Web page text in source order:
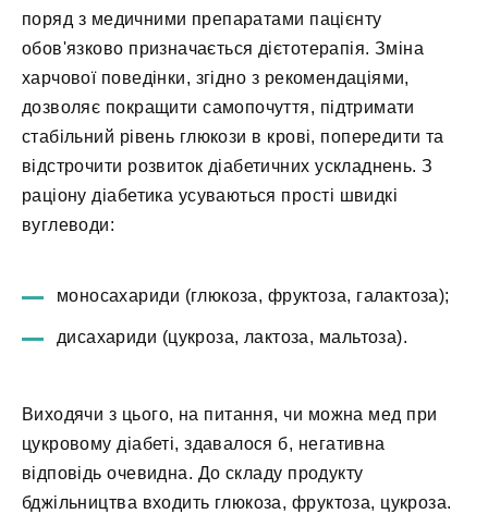
поряд з медичними препаратами пацієнту
обов'язково призначається дієтотерапія. Зміна
харчової поведінки, згідно з рекомендаціями,
дозволяє покращити самопочуття, підтримати
стабільний рівень глюкози в крові, попередити та
відстрочити розвиток діабетичних ускладнень. З
раціону діабетика усуваються прості швидкі
вуглеводи:
моносахариди (глюкоза, фруктоза, галактоза);
дисахариди (цукроза, лактоза, мальтоза).
Виходячи з цього, на питання, чи можна мед при
цукровому діабеті, здавалося б, негативна
відповідь очевидна. До складу продукту
бджільництва входить глюкоза, фруктоза, цукроза.